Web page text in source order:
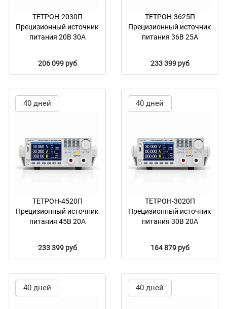
ТЕТРОН-2030П
Прецизионный источник
питания 20В 30А
206 099 руб
ТЕТРОН-3625П
Прецизионный источник
питания 36В 25А
233 399 руб
40 дней
ТЕТРОН-4520П
Прецизионный источник
питания 45В 20А
233 399 руб
40 дней
ТЕТРОН-3020П
Прецизионный источник
питания 30В 20А
164 879 руб
40 дней 40 дней